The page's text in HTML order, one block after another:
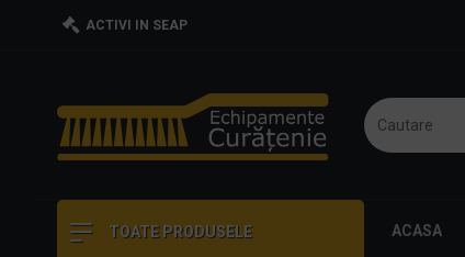
ACTIVI IN SEAP
TOATE PRODUSELE ACASA